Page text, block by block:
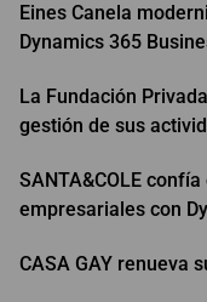
Eines Canela
Dynamics 365
La Fundación
gestión de sus
SANTA&COLE
empresariales con
CASA GAY renueva